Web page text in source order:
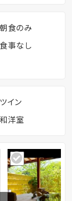
朝食のみ
食事なし
ツイン
和洋室